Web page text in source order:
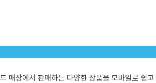
매장에서 판매하는 다양한 상품을 모바일로 쉽